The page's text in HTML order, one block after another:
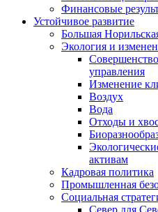
Финансовые
Устойчивое развитие
Большая
Экология и
управления
Изменение
Воздух
Вода
Отходы и
активам
Кадровая политика
Промышленная
Социальная
Север для